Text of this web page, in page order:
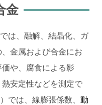
金
は、融解、結晶化、ガ
金属および合金にお
や、腐食による影
安定性などを測定で
）では、線膨張係数、 動